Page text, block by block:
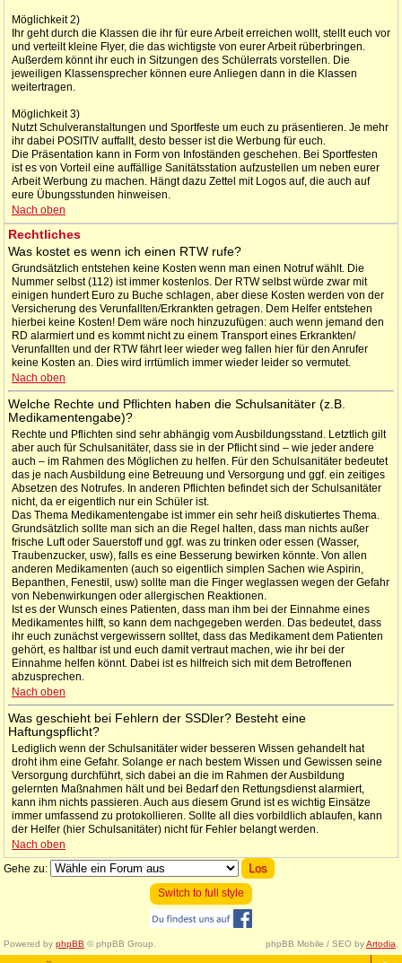
Möglichkeit 2)
Ihr geht durch die Klassen die ihr für eure Arbeit erreichen wollt, stellt euch vor
und verteilt kleine Flyer, die das wichtigste von eurer Arbeit rüberbringen.
Außerdem könnt ihr euch in Sitzungen des Schülerrats vorstellen. Die
jeweiligen Klassensprecher können eure Anliegen dann in die Klassen
weitertragen.
Möglichkeit 3)
Nutzt Schulveranstaltungen und Sportfeste um euch zu präsentieren. Je mehr
ihr dabei POSITIV auffallt, desto besser ist die Werbung für euch.
Die Präsentation kann in Form von Infoständen geschehen. Bei Sportfesten
ist es von Vorteil eine auffällige Sanitätsstation aufzustellen um neben eurer
Arbeit Werbung zu machen. Hängt dazu Zettel mit Logos auf, die auch auf
eure Übungsstunden hinweisen.
Nach oben
Rechtliches
Was kostet es wenn ich einen RTW rufe?
Grundsätzlich entstehen keine Kosten wenn man einen Notruf wählt. Die
Nummer selbst (112) ist immer kostenlos. Der RTW selbst würde zwar mit
einigen hundert Euro zu Buche schlagen, aber diese Kosten werden von der
Versicherung des Verunfallten/Erkrankten getragen. Dem Helfer entstehen
hierbei keine Kosten! Dem wäre noch hinzuzufügen: auch wenn jemand den
RD alarmiert und es kommt nicht zu einem Transport eines Erkrankten/
Verunfallten und der RTW fährt leer wieder weg fallen hier für den Anrufer
keine Kosten an. Dies wird irrtümlich immer wieder leider so vermutet.
Nach oben
Welche Rechte und Pflichten haben die Schulsanitäter (z.B.
Medikamentengabe)?
Rechte und Pflichten sind sehr abhängig vom Ausbildungsstand. Letztlich gilt
aber auch für Schulsanitäter, dass sie in der Pflicht sind – wie jeder andere
auch – im Rahmen des Möglichen zu helfen. Für den Schulsanitäter bedeutet
das je nach Ausbildung eine Betreuung und Versorgung und ggf. ein zeitiges
Absetzen des Notrufes. In anderen Pflichten befindet sich der Schulsanitäter
nicht, da er eigentlich nur ein Schüler ist.
Das Thema Medikamentengabe ist immer ein sehr heiß diskutiertes Thema.
Grundsätzlich sollte man sich an die Regel halten, dass man nichts außer
frische Luft oder Sauerstoff und ggf. was zu trinken oder essen (Wasser,
Traubenzucker, usw), falls es eine Besserung bewirken könnte. Von allen
anderen Medikamenten (auch so eigentlich simplen Sachen wie Aspirin,
Bepanthen, Fenestil, usw) sollte man die Finger weglassen wegen der Gefahr
von Nebenwirkungen oder allergischen Reaktionen.
Ist es der Wunsch eines Patienten, dass man ihm bei der Einnahme eines
Medikamentes hilft, so kann dem nachgegeben werden. Das bedeutet, dass
ihr euch zunächst vergewissern solltet, dass das Medikament dem Patienten
gehört, es haltbar ist und euch damit vertraut machen, wie ihr bei der
Einnahme helfen könnt. Dabei ist es hilfreich sich mit dem Betroffenen
abzusprechen.
Nach oben
Was geschieht bei Fehlern der SSDler? Besteht eine
Haftungspflicht?
Lediglich wenn der Schulsanitäter wider besseren Wissen gehandelt hat
droht ihm eine Gefahr. Solange er nach bestem Wissen und Gewissen seine
Versorgung durchführt, sich dabei an die im Rahmen der Ausbildung
gelernten Maßnahmen hält und bei Bedarf den Rettungsdienst alarmiert,
kann ihm nichts passieren. Auch aus diesem Grund ist es wichtig Einsätze
immer umfassend zu protokollieren. Sollte all dies vorbildlich ablaufen, kann
der Helfer (hier Schulsanitäter) nicht für Fehler belangt werden.
Nach oben
Gehe zu:
Switch to full style
Powered by phpBB © phpBB Group. phpBB Mobile / SEO byArtodia